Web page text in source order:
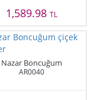
1,589.98 TL
Nazar Boncuğum
AR0040